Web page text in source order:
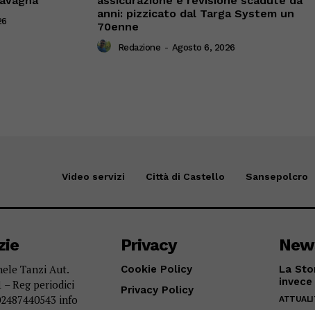
anni: pizzicato dal Targa System un
70enne
Redazione - Agosto 6, 2026
Video servizi Città di Castello Sansepolcro
Tanzi Aut.
– Reg periodici
info
Privacy
Cookie Policy
Privacy Policy
La